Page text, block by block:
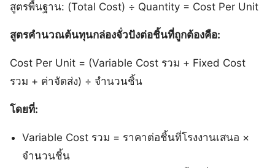
สูตรพื้นฐาน: (Total Cost) ÷ Quantity = Cost Per Unit
สูตรคำนวณต้นทุนกล่องจั่วปังต่อชิ้นที่ถูกต้องคือ:
Cost Per Unit = (Variable Cost รวม + Fixed Cost
รวม + ค่าจัดส่ง) ÷ จำนวนชิ้น
โดยที่:
Variable Cost รวม = ราคาต่อชิ้นที่โรงงานเสนอ ×
จำนวนชิ้น